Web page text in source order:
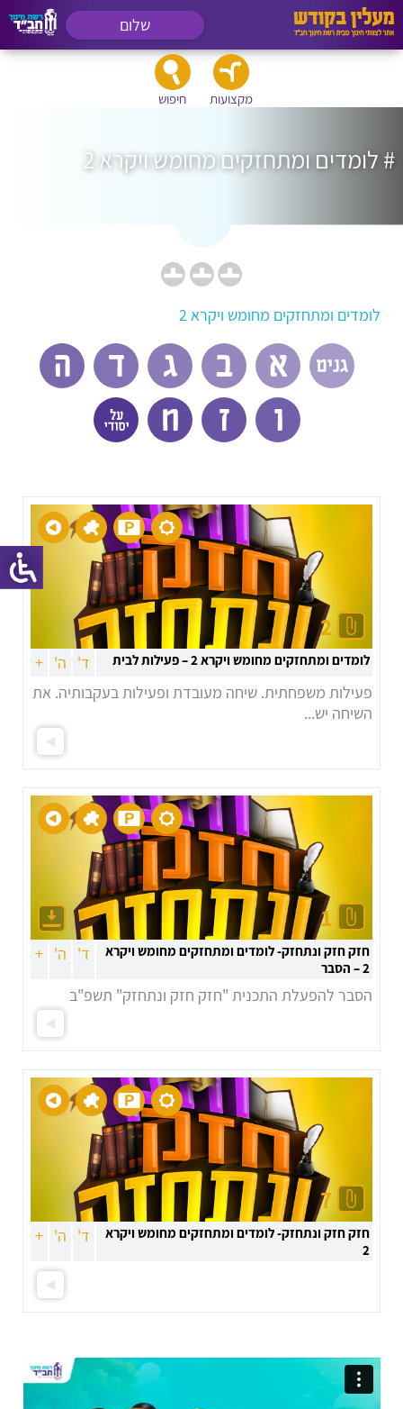
שלום
מקצועות חיפוש
# לומדים ומתחזקים מחומש ויקרא 2
לומדים ומתחזקים מחומש ויקרא 2
2
לומדים ומתחזקים מחומש ויקרא 2 – פעילות לבית ד' ה' +
פעילות משפחתית. שיחה מעובדת ופעילות בעקבותיה. את
השיחה יש...
1
חזק חזק ונתחזק- לומדים ומתחזקים מחומש ויקרא
2 – הסבר
ד' ה' +
הסבר להפעלת התכנית "חזק חזק ונתחזק" תשפ"ב
7
חזק חזק ונתחזק- לומדים ומתחזקים מחומש ויקרא
2
ד' ה' +